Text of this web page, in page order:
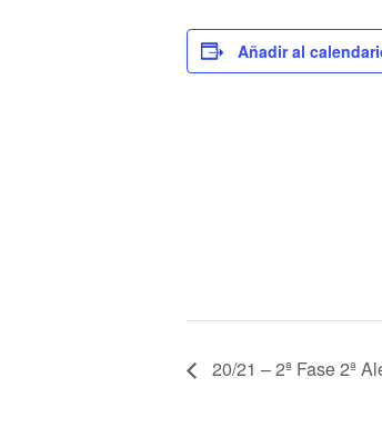
Añadir al
20/21 – 2ª Fase 2ª